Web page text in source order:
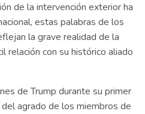
de la intervención exterior ha
estas palabras de los
la grave realidad de la
relación con su histórico aliado
de Trump durante su primer
agrado de los miembros de